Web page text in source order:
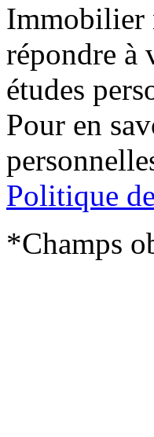
Immobilier
répondre à
études
Pour en
Politique
*Champs